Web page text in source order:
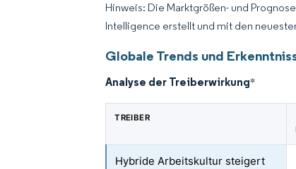
Hinweis: Die Marktgrößen- und
Intelligence erstellt und mit den
Globale Trends und
Analyse der Treiberwirkung*
TREIBER
Hybride Arbeitskultur steigert